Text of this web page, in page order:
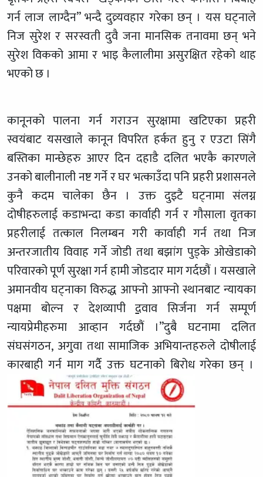
गर्न लाज लाग्दैन” भन्दै दुव्र्यवहार गरेका छन् । यस घट्नाले
निज सुरेश र सरस्वती दुवै जना मानसिक तनावमा छन् भने
सुरेश विकको आमा र भाइ कैलालीमा असुरक्षित रहेको थाह
भएको छ ।
कानूनको पालना गर्न गराउन सुरक्षामा खटिएका प्रहरी
स्वयंबाट यसखाले कानून विपरित हर्कत हुनु र एउटा सिंगै
बस्तिका मान्छेहरु आएर दिन दहाडै दलित भएकै कारणले
उनको बालीनाली नष्ट गर्ने र घर भत्काउँदा पनि प्रहरी प्रशासनले
कुनै कदम चालेका छैन । उक्त दुइटै घट्नामा संलग्न
दोषीहरुलाई कडाभन्दा कडा कार्वाही गर्न र गौसाला वृतका
प्रहरीलाई तत्काल निलम्बन गरी कार्वाही गर्न तथा निज
अन्तरजातीय विवाह गर्ने जोडी तथा बझांग पुड्के ओखेडाको
परिवारको पूर्ण सुरक्षा गर्न हामी जोडदार माग गर्दछौं । यसखाले
अमानवीय घट्नाका विरुद्ध आफ्नो आफ्नो स्थानबाट न्यायका
पक्षमा बोल्न र देशव्यापीदवाव सिर्जना गर्न सम्पूर्ण
न्यायप्रेमीहरुमा आव्हान गर्दछौं ।”दुबै घटनामा दलित
संघसंगठन, अगुवा तथा सामाजिक अभियान्तहरुले दोषीलाई
कारबाही गर्न माग गर्दै उक्त घटनाको बिरोध गरेका छन् ।